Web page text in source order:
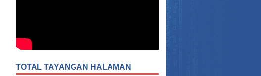
TOTAL TAYANGAN HALAMAN